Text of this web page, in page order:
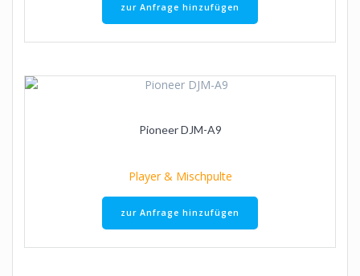
zur Anfrage hinzufügen
Pioneer DJM-A9
Player & Mischpulte
zur Anfrage hinzufügen